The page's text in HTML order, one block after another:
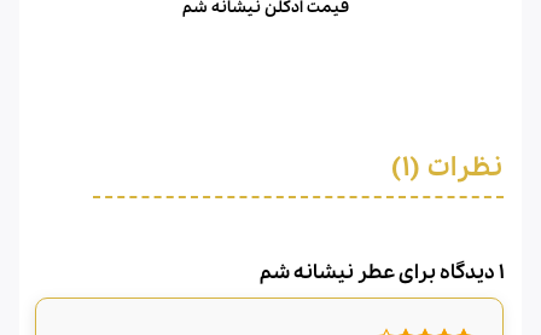
قیمت ادکلن نیشانه شم
نظرات (1)
1 دیدگاه برای عطر نیشانه شم